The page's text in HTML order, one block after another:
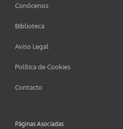
Conócenos
Biblioteca
Aviso Legal
Política de Cookies
Contacto
Páginas Asociadas